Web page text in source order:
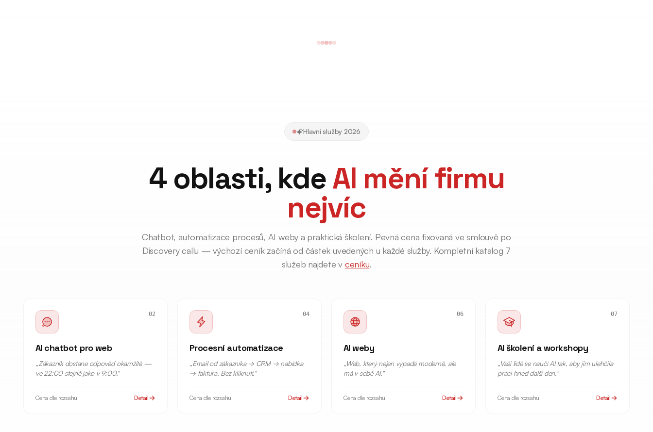
Hlavní služby 2026
4 oblasti, kdeAI mění firmu
nejvíc
Chatbot, automatizace procesů, AI weby a praktická školení. Pevná cena fixovaná ve smlouvě po
Discovery callu — výchozí ceník začíná od částek uvedených u každé služby. Kompletní katalog 7
služeb najdete v ceníku.
02
AI chatbot pro web
„Zákazník dostane odpověď okamžitě —
ve 22:00 stejně jako v 9:00."
Cena dle rozsahu Detail
04
Procesní automatizace
„Email od zákazníka → CRM → nabídka
→ faktura. Bez kliknutí."
Cena dle rozsahu Detail
06
AI weby
„Web, který nejen vypadá moderně, ale
má v sobě AI."
Cena dle rozsahu Detail
07
AI školení a workshopy
„Vaši lidé se naučí AI tak, aby jim ulehčila
práci hned další den."
Cena dle rozsahu Detail